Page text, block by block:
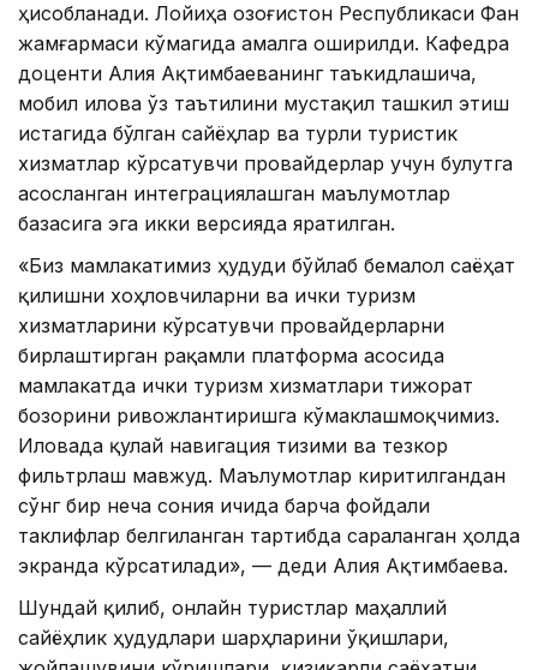
ҳисобланади. Лойиҳа Қозоғистон Республикаси Фан
жамғармаси кўмагида амалга оширилди. Кафедра
доценти Алия Ақтимбаеванинг таъкидлашича,
мобил илова ўз таътилини мустақил ташкил этиш
истагида бўлган сайёҳлар ва турли туристик
хизматлар кўрсатувчи провайдерлар учун булутга
асосланган интеграциялашган маълумотлар
базасига эга икки версияда яратилган.
«Биз мамлакатимиз ҳудуди бўйлаб бемалол саёҳат
қилишни хоҳловчиларни ва ички туризм
хизматларини кўрсатувчи провайдерларни
бирлаштирган рақамли платформа асосида
мамлакатда ички туризм хизматлари тижорат
бозорини ривожлантиришга кўмаклашмоқчимиз.
Иловада қулай навигация тизими ва тезкор
фильтрлаш мавжуд. Маълумотлар киритилгандан
сўнг бир неча сония ичида барча фойдали
таклифлар белгиланган тартибда сараланган ҳолда
экранда кўрсатилади», — деди Алия Ақтимбаева.
Шундай қилиб, онлайн туристлар маҳаллий
сайёҳлик ҳудудлари шарҳларини ўқишлари,